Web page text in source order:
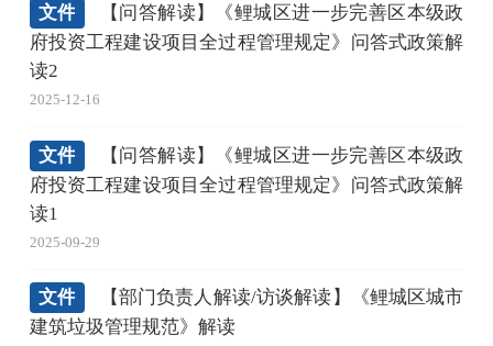
文件
【问答解读】《鲤城区进一步完善区本级政
府投资工程建设项目全过程管理规定》问答式政策解
读2
2025-12-16
文件
【问答解读】《鲤城区进一步完善区本级政
府投资工程建设项目全过程管理规定》问答式政策解
读1
2025-09-29
文件
【部门负责人解读/访谈解读】《鲤城区城市
建筑垃圾管理规范》解读